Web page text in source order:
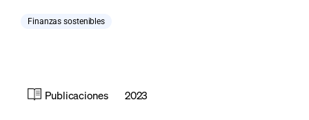
Finanzas sostenibles
Publicaciones 2023